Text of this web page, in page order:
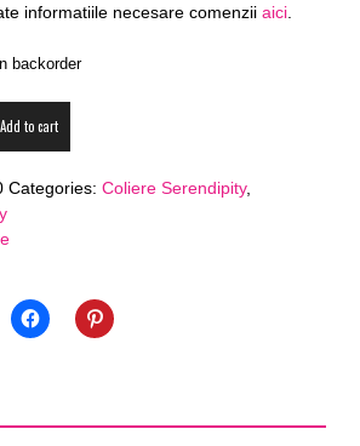
informatiile necesare comenziiaici.
backorder
Add to cart
Categories: Coliere Serendipity,